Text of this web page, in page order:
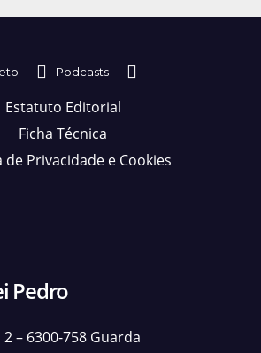
Podcasts
Estatuto Editorial
Ficha Técnica
de Privacidade e Cookies
Pedro
– 6300-758 Guarda